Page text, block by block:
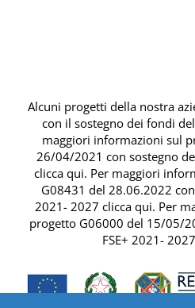
Alcuni progetti della nostra
con il sostegno dei fondi
maggiori informazioni sul
26/04/2021 con sostegno
clicca qui. Per maggiori
G08431 del 28.06.2022
2021- 2027 clicca qui. Per
progetto G06000 del 15/05/
FSE+ 2021-